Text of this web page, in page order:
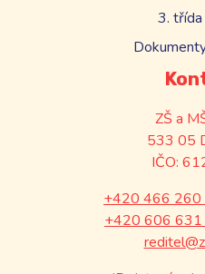
3.
ZŠ a
533 05
IČO:
+420 466 260
+420 606 631